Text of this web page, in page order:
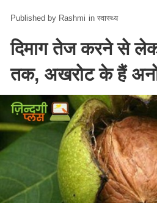
Rashmi in स्वास्थ्य
दिमाग तेज करने से
तक, अखरोट के हैं